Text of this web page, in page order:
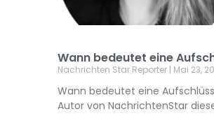
Wann bedeutet eine
Nachrichten Star Reporter Mai 23,
Wann bedeutet eine
Autor von NachrichtenStar